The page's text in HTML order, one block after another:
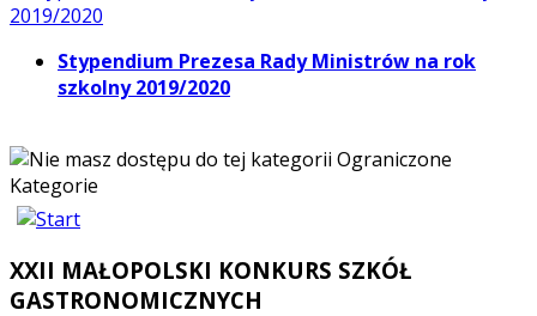
Stypendium Prezesa Rady Ministrów na rok
szkolny 2019/2020
Ograniczone
Kategorie
XXII MAŁOPOLSKI KONKURS SZKÓŁ
GASTRONOMICZNYCH